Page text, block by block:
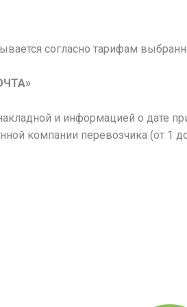
согласно тарифам
и информацией о дате
компании перевозчика (от 1